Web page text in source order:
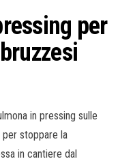
per
in pressing sulle
stoppare la
in cantiere dal